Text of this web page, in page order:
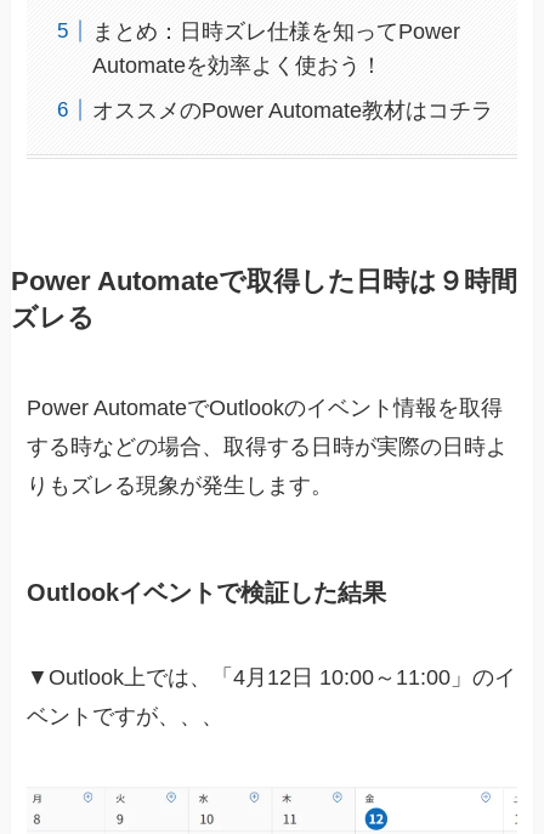
まとめ：日時ズレ仕様を知ってPower
Automateを効率よく使おう！
オススメのPower Automate教材はコチラ
Power Automateで取得した日時は９時間
ズレる
Power AutomateでOutlookのイベント情報を取得
する時などの場合、取得する日時が実際の日時よ
りもズレる現象が発生します。
Outlookイベントで検証した結果
▼Outlook上では、「4月12日 10:00～11:00」のイ
ベントですが、、、